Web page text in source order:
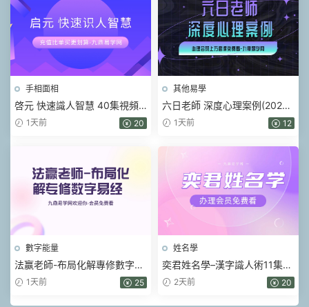
手相面相
啓元 快速識人智慧 40集視頻
課 1天前 20
其他易學
六日老師 深度心理案例(2026)
視頻16集
1天前 12
數字能量
法赢老師-布局化解專修數字易
經 80集視頻
1天前 25
姓名學
奕君姓名學–漢字識人術11集視
頻 2天前 20